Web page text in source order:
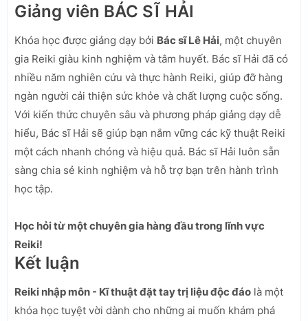
Giảng viên BÁC SĨ HẢI
Khóa học được giảng dạy bởi Bác sĩ Lê Hải, một chuyên
gia Reiki giàu kinh nghiệm và tâm huyết. Bác sĩ Hải đã có
nhiều năm nghiên cứu và thực hành Reiki, giúp đỡ hàng
ngàn người cải thiện sức khỏe và chất lượng cuộc sống.
Với kiến thức chuyên sâu và phương pháp giảng dạy dễ
hiểu, Bác sĩ Hải sẽ giúp bạn nắm vững các kỹ thuật Reiki
một cách nhanh chóng và hiệu quả. Bác sĩ Hải luôn sẵn
sàng chia sẻ kinh nghiệm và hỗ trợ bạn trên hành trình
học tập.
Học hỏi từ một chuyên gia hàng đầu trong lĩnh vực
Reiki!
Kết luận
Reiki nhập môn - Kĩ thuật đặt tay trị liệu độc đáo là một
khóa học tuyệt vời dành cho những ai muốn khám phá